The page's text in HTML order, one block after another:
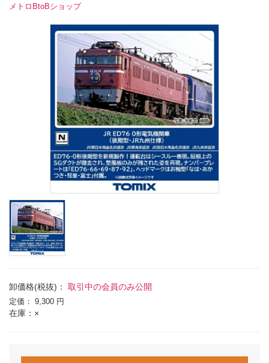
メトロBtoBショップ
卸価格(税抜)： 取引中の会員のみ公開
定価： 9,300 円
在庫：×